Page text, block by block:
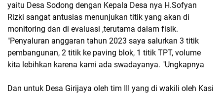
yaitu Desa Sodong dengan Kepala Desa nya H.Sofyan
Rizki sangat antusias menunjukan titik yang akan di
monitoring dan di evaluasi ,terutama dalam fisik.
"Penyaluran anggaran tahun 2023 saya salurkan 3 titik
pembangunan, 2 titik ke paving blok, 1 titik TPT, volume
kita lebihkan karena kami ada swadayanya. "Ungkapnya
Dan untuk Desa Girijaya oleh tim III yang di wakili oleh Kasi